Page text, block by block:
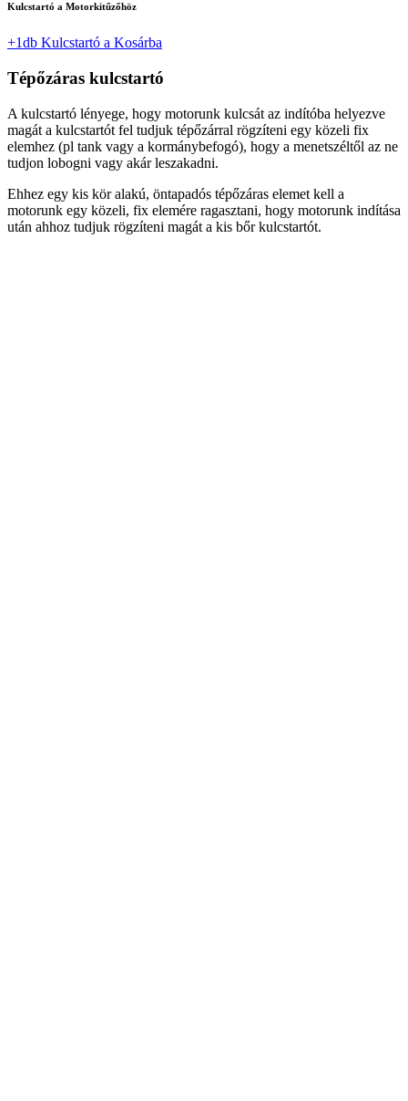
Kulcstartó a Motorkitűzőhöz
+1db Kulcstartó a Kosárba
Tépőzáras kulcstartó
A kulcstartó lényege, hogy motorunk kulcsát az indítóba helyezve
magát a kulcstartót fel tudjuk tépőzárral rögzíteni egy közeli fix
elemhez (pl tank vagy a kormánybefogó), hogy a menetszéltől az ne
tudjon lobogni vagy akár leszakadni.
Ehhez egy kis kör alakú, öntapadós tépőzáras elemet kell a
motorunk egy közeli, fix elemére ragasztani, hogy motorunk indítása
után ahhoz tudjuk rögzíteni magát a kis bőr kulcstartót.